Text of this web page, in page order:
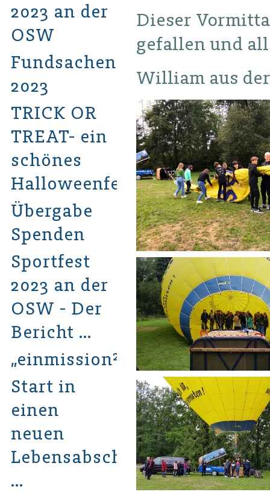
Dieser
gefallen und
William aus
2023 an der
OSW
Fundsachen
2023
TRICK OR
TREAT- ein
schönes
Halloweenfest
Übergabe
Spenden
Sportfest
2023 an der
OSW - Der
Bericht …
„einmission²“
Start in
einen
neuen
Lebensabschnitt
…